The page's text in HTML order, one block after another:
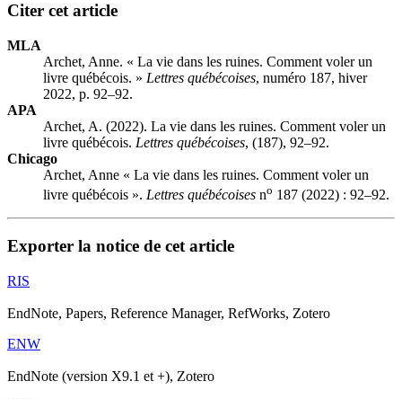
Citer cet article
MLA
Archet, Anne. « La vie dans les ruines. Comment voler un
livre québécois. » Lettres québécoises, numéro 187, hiver
2022, p. 92–92.
APA
Archet, A. (2022). La vie dans les ruines. Comment voler un
livre québécois. Lettres québécoises, (187), 92–92.
Chicago
Archet, Anne « La vie dans les ruines. Comment voler un
livre québécois ». Lettres québécoises no 187 (2022) : 92–92.
Exporter la notice de cet article
RIS
EndNote, Papers, Reference Manager, RefWorks, Zotero
ENW
EndNote (version X9.1 et +), Zotero